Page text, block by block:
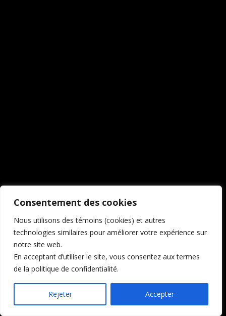
Consentement des cookies
Nous utilisons des témoins (cookies) et autres
technologies similaires pour améliorer votre expérience sur
notre site web.
En acceptant d’utiliser le site, vous consentez aux termes
de la politique de confidentialité.
Rejeter Accepter